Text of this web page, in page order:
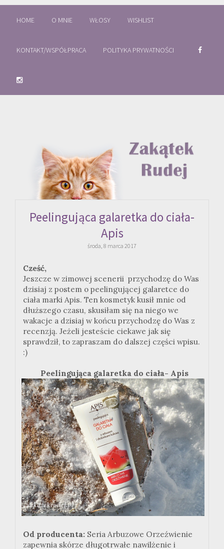
HOME O MNIE WŁOSY WISHLIST
KONTAKT/WSPÓŁPRACA POLITYKA PRYWATNOŚCI
Peelingująca galaretka do ciała-
Apis
środa, 8 marca 2017
Cześć,
Jeszcze w zimowej scenerii przychodzę do Was
dzisiaj z postem o peelingującej galaretce do
ciała marki Apis. Ten kosmetyk kusił mnie od
dłuższego czasu, skusiłam się na niego we
wakacje a dzisiaj w końcu przychodzę do Was z
recenzją. Jeżeli jesteście ciekawe jak się
sprawdził, to zapraszam do dalszej części wpisu.
:)
Peelingująca galaretka do ciała- Apis
Od producenta: Seria Arbuzowe Orzeźwienie
zapewnia skórze długotrwałe nawilżenie i